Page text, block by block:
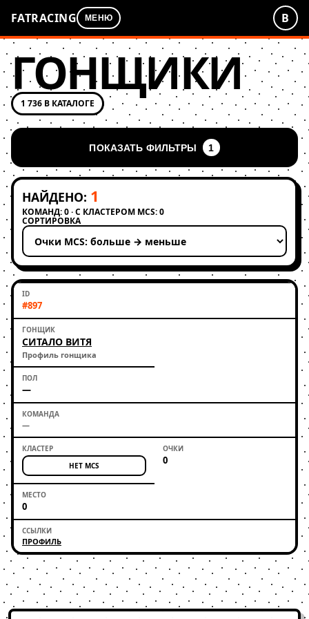
FATRACING МЕНЮ В
ГОНЩИКИ
1 736 В КАТАЛОГЕ
ПОКАЗАТЬ ФИЛЬТРЫ 1
НАЙДЕНО: 1
КОМАНД: 0 · С КЛАСТЕРОМ MCS: 0
СОРТИРОВКА
Применить сортировку
#897
СИТАЛО ВИТЯ
Профиль гонщика
—
—
НЕТ MCS 0
0
ПРОФИЛЬ